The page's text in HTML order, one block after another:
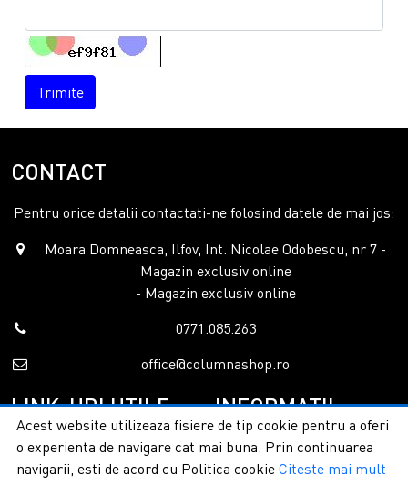
Trimite
CONTACT
Pentru orice detalii contactati-ne folosind datele de mai jos:
Moara Domneasca, Ilfov, Int. Nicolae Odobescu, nr 7 -
Magazin exclusiv online
- Magazin exclusiv online
0771.085.263
office@columnashop.ro
LINK-URI UTILE
Acasa
Despre noi
INFORMATII
Garantie si service
Detalii livrare
Acest website utilizeaza fisiere de tip cookie pentru a oferi
o experienta de navigare cat mai buna. Prin continuarea
navigarii, esti de acord cu Politica cookie Citeste mai mult